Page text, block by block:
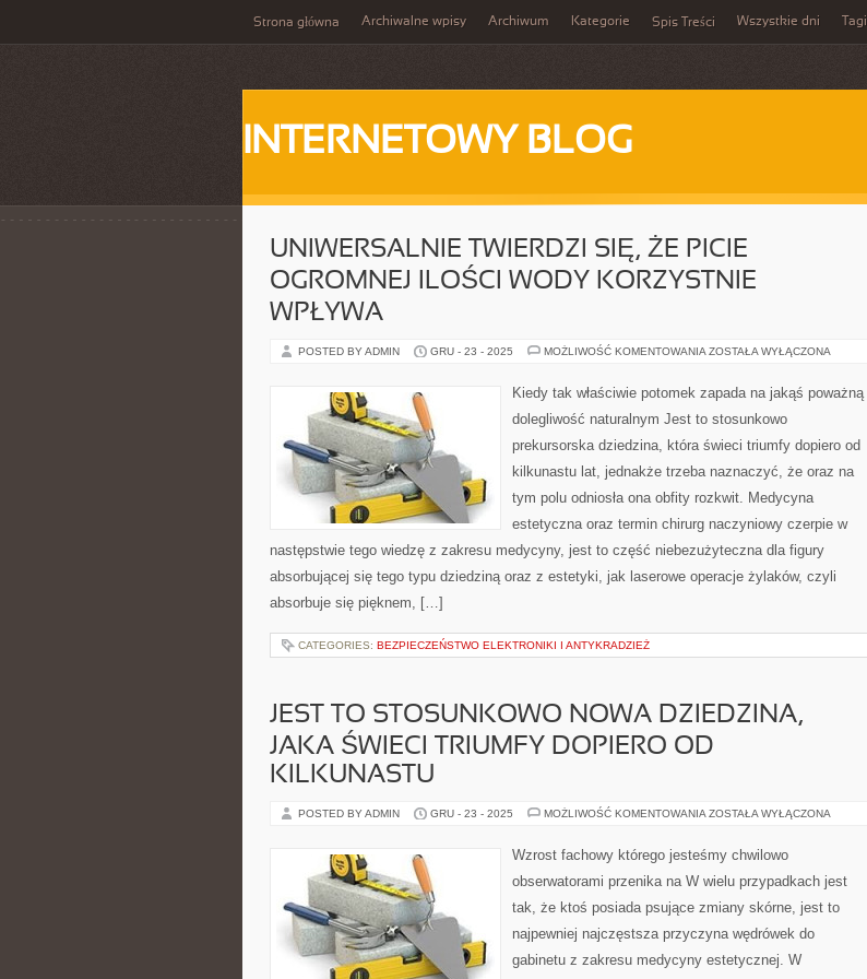
Strona główna Archiwalne wpisy Archiwum Kategorie Spis Treści Wszystkie dni Tagi
INTERNETOWY BLOG
UNIWERSALNIE TWIERDZI SIĘ, ŻE PICIE
OGROMNEJ ILOŚCI WODY KORZYSTNIE
WPŁYWA
POSTED BY ADMIN GRU - 23 - 2025 MOŻLIWOŚĆ KOMENTOWANIA UNIWERSALNIE
PICIE
ILOŚCI
KORZYSTNIE
ZOSTAŁA WYŁĄCZONA
Kiedy tak właściwie potomek zapada na jakąś poważną
dolegliwość naturalnym Jest to stosunkowo
prekursorska dziedzina, która świeci triumfy dopiero od
kilkunastu lat, jednakże trzeba naznaczyć, że oraz na
tym polu odniosła ona obfity rozkwit. Medycyna
estetyczna oraz termin chirurg naczyniowy czerpie w
następstwie tego wiedzę z zakresu medycyny, jest to część niebezużyteczna dla figury
absorbującej się tego typu dziedziną oraz z estetyki, jak laserowe operacje żylaków, czyli
absorbuje się pięknem, […]
CATEGORIES: BEZPIECZEŃSTWO ELEKTRONIKI I ANTYKRADZIEŻ
JEST TO STOSUNKOWO NOWA DZIEDZINA,
JAKA ŚWIECI TRIUMFY DOPIERO OD
KILKUNASTU
POSTED BY ADMIN GRU - 23 - 2025 MOŻLIWOŚĆ KOMENTOWANIA JEST
DZIEDZINA,
ŚWIECI
DOPIERO
KILKUNASTU
ZOSTAŁA WYŁĄCZONA
Wzrost fachowy którego jesteśmy chwilowo
obserwatorami przenika na W wielu przypadkach jest
tak, że ktoś posiada psujące zmiany skórne, jest to
najpewniej najczęstsza przyczyna wędrówek do
gabinetu z zakresu medycyny estetycznej. W